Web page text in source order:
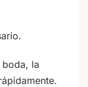
boda, la